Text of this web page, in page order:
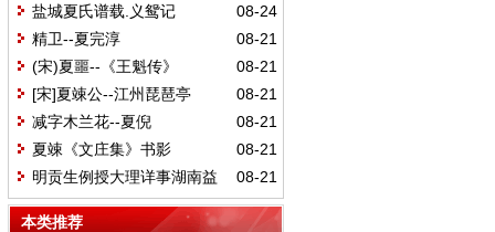
08-24
盐城夏氏谱载.义鸳记
08-21
精卫--夏完淳
08-21
(宋)夏噩--《王魁传》
08-21
[宋]夏竦公--江州琵琶亭
08-21
减字木兰花--夏倪
08-21
夏竦《文庄集》书影
08-21
明贡生例授大理详事湖南益
阳夏公太青七江八景诗
本类推荐